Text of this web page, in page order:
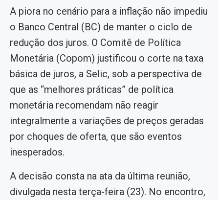
A piora no cenário para a inflação não impediu
o Banco Central (BC) de manter o ciclo de
redução dos juros. O Comitê de Política
Monetária (Copom) justificou o corte na taxa
básica de juros, a Selic, sob a perspectiva de
que as “melhores práticas” de política
monetária recomendam não reagir
integralmente a variações de preços geradas
por choques de oferta, que são eventos
inesperados.
A decisão consta na ata da última reunião,
divulgada nesta terça-feira (23). No encontro,